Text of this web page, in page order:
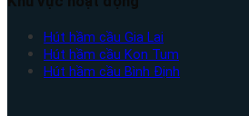
Hút hầm cầu Gia Lai
Hút hầm cầu Kon Tum
Hút hầm cầu Bình Định